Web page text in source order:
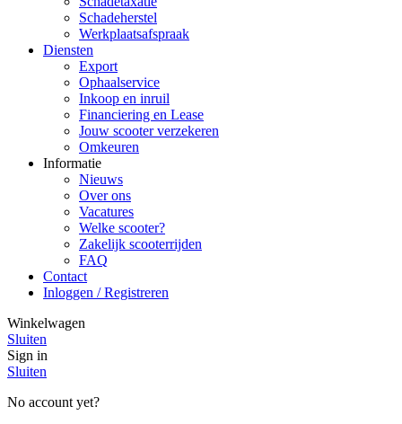
Schadeherstel
Werkplaatsafspraak
Diensten
Export
Ophaalservice
Inkoop en inruil
Financiering en Lease
Jouw scooter verzekeren
Omkeuren
Informatie
Nieuws
Over ons
Vacatures
Welke scooter?
Zakelijk scooterrijden
FAQ
Contact
Inloggen / Registreren
Winkelwagen
Sluiten
Sign in
Sluiten
No account yet?